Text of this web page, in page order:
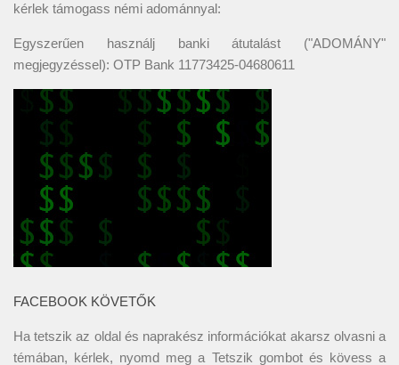
kérlek támogass némi adománnyal:
Egyszerűen használj banki átutalást ("ADOMÁNY"
megjegyzéssel): OTP Bank 11773425-04680611
FACEBOOK KÖVETŐK
Ha tetszik az oldal és naprakész információkat akarsz olvasni a
témában, kérlek, nyomd meg a Tetszik gombot és kövess a